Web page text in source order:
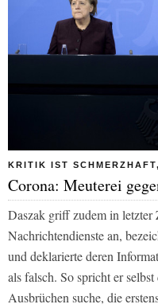
KRITIK IST
Corona: Meuterei
Daszak griff zudem in
Nachrichtendienste an,
und deklarierte deren
als falsch. So spricht er
Ausbrüchen suche, die